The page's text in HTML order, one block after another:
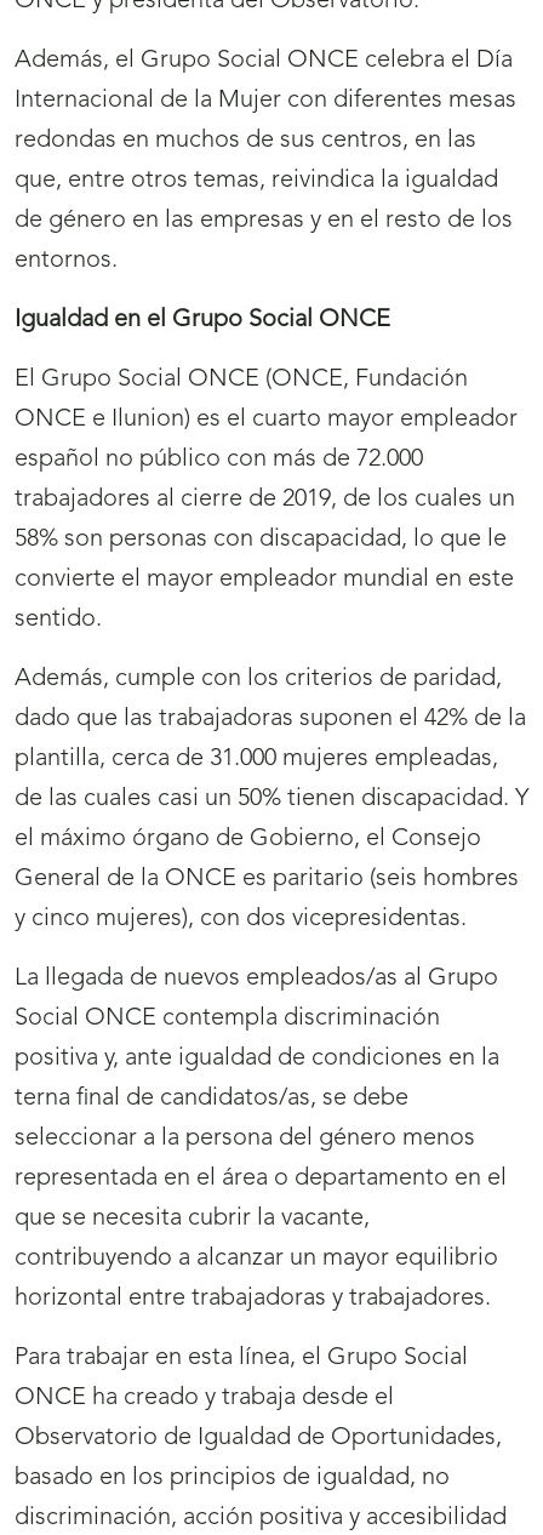
Además, el Grupo Social ONCE celebra el Día
Internacional de la Mujer con diferentes mesas
redondas en muchos de sus centros, en las
que, entre otros temas, reivindica la igualdad
de género en las empresas y en el resto de los
entornos.
Igualdad en el Grupo Social ONCE
El Grupo Social ONCE (ONCE, Fundación
ONCE e Ilunion) es el cuarto mayor empleador
español no público con más de 72.000
trabajadores al cierre de 2019, de los cuales un
58% son personas con discapacidad, lo que le
convierte el mayor empleador mundial en este
sentido.
Además, cumple con los criterios de paridad,
dado que las trabajadoras suponen el 42% de la
plantilla, cerca de 31.000 mujeres empleadas,
de las cuales casi un 50% tienen discapacidad. Y
el máximo órgano de Gobierno, el Consejo
General de la ONCE es paritario (seis hombres
y cinco mujeres), con dos vicepresidentas.
La llegada de nuevos empleados/as al Grupo
Social ONCE contempla discriminación
positiva y, ante igualdad de condiciones en la
terna final de candidatos/as, se debe
seleccionar a la persona del género menos
representada en el área o departamento en el
que se necesita cubrir la vacante,
contribuyendo a alcanzar un mayor equilibrio
horizontal entre trabajadoras y trabajadores.
Para trabajar en esta línea, el Grupo Social
ONCE ha creado y trabaja desde el
Observatorio de Igualdad de Oportunidades,
basado en los principios de igualdad, no
discriminación, acción positiva y accesibilidad